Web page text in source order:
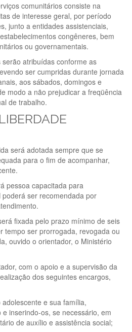
comunitários consiste na
de interesse geral, por período
junto a entidades assistenciais,
congêneres, bem
ou governamentais.
atribuídas conforme as
ser cumpridas durante jornada
aos sábados, domingos e
modo a não prejudicar a freqüência
de trabalho.
será adotada sempre que se
para o fim de acompanhar,
pessoa capacitada para
ser recomendada por
fixada pelo prazo mínimo de seis
tempo ser prorrogada, revogada ou
ouvido o orientador, o Ministério
com o apoio e a supervisão da
dos seguintes encargos,
e sua família,
inserindo-os, se necessário, em
de auxílio e assistência social;